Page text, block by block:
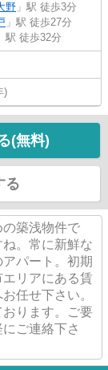
野 」駅 徒歩3分
」駅 徒歩27分
駅 徒歩32分
)
(無料)
る
築浅物件で
。常に新鮮な
パート。初期
リアにある賃
任せ下さい。
ります。ご要
ご連絡下さ